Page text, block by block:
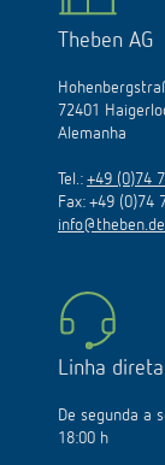
Theben AG
72401
Alemanha
Tel.: +49 (0)74
Fax: +49 (0)74
info@theben.de
Linha direta
De segunda a
18:00 h